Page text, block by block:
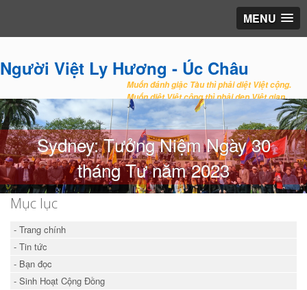
MENU
Người Việt Ly Hương - Úc Châu
Muốn đánh giặc Tàu thì phải diệt Việt cộng.
Muốn diệt Việt cộng thì phải dẹp Việt gian.
Sydney: Tưởng Niệm Ngày 30
tháng Tư năm 2023
Mục lục
- Trang chính
- Tin tức
- Bạn đọc
- Sinh Hoạt Cộng Đồng